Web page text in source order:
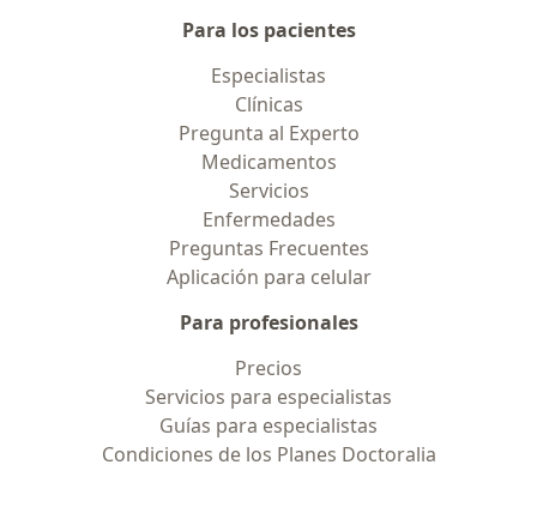
Para los pacientes
Especialistas
Clínicas
Pregunta al Experto
Medicamentos
Servicios
Enfermedades
Preguntas Frecuentes
Aplicación para celular
Para profesionales
Precios
Servicios para especialistas
Guías para especialistas
Condiciones de los Planes Doctoralia